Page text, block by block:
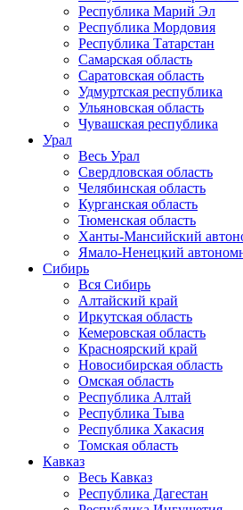
Республика Марий Эл
Республика Мордовия
Республика Татарстан
Самарская область
Саратовская область
Удмуртская республика
Ульяновская область
Чувашская республика
Урал
Весь Урал
Свердловская область
Челябинская область
Курганская область
Тюменская область
Ханты-Мансийский
Ямало-Ненецкий
Сибирь
Вся Сибирь
Алтайский край
Иркутская область
Кемеровская область
Красноярский край
Новосибирская область
Омская область
Республика Алтай
Республика Тыва
Республика Хакасия
Томская область
Кавказ
Весь Кавказ
Республика Дагестан